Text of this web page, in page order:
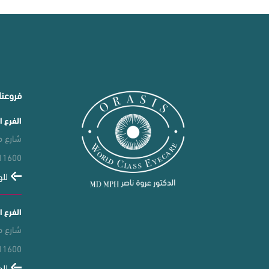
الفرع
شارع
الفرع
شارع